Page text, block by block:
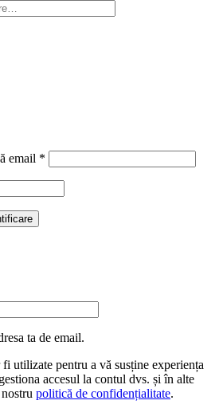
email *
ta de email.
utilizate pentru a vă susține experiența
accesul la contul dvs. și în alte
politică de confidențialitate.